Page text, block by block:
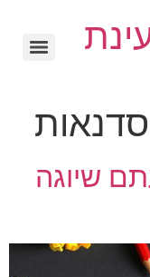
שיוגה